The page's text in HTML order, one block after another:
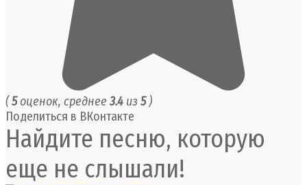
(5оценок, среднее3.4 из 5)
Поделиться в ВКонтакте
Найдите песню, которую
еще не слышали!